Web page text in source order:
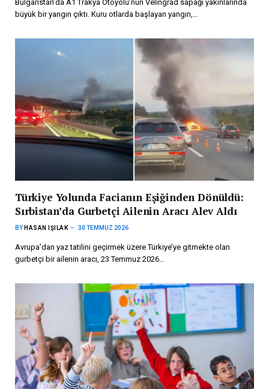
Bulgaristan’da A1 Trakya Otoyolu’nun Velingrad sapağı yakınlarında
büyük bir yangın çıktı. Kuru otlarda başlayan yangın,…
Türkiye Yolunda Facianın Eşiğinden Dönüldü:
Sırbistan’da Gurbetçi Ailenin Aracı Alev Aldı
BY HASAN IŞILAK 30 TEMMUZ 2026
Avrupa’dan yaz tatilini geçirmek üzere Türkiye’ye gitmekte olan
gurbetçi bir ailenin aracı, 23 Temmuz 2026…